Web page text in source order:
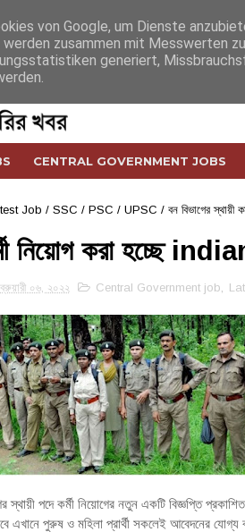
CENTRAL GOVERNMENT JOBS
Job / SSC / PSC / UPSC / বন বিভাগের
নিয়োগ করা হচ্ছে
০৬, ২০২২ Central Government job,
স্থায়ী পদে কর্মী নিয়োগের নতুন একটি বিজ্ঞপ্তি
এখানে পুরুষ ও মহিলা প্রার্থী সকলেই আবেদনের
von Google, um Dienste
zusammen mit Messwerten
generiert,